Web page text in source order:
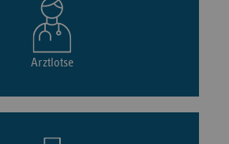
Arztlotse